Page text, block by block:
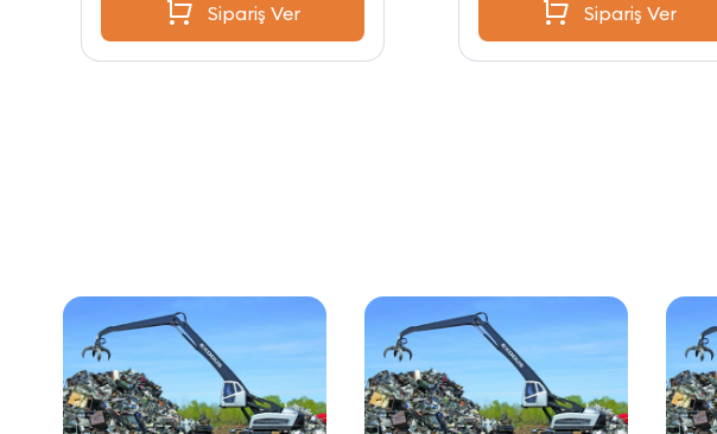
Sipariş Ver Sipariş Ver